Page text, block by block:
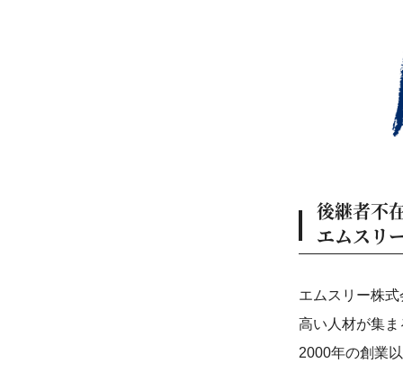
後継者不
エムスリ
エムスリー株
高い人材が集
2000年の創業